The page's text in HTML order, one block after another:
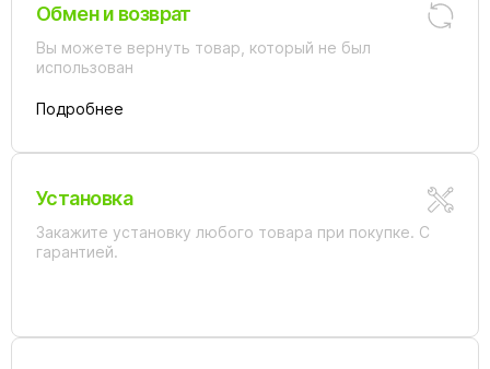
Обмен и возврат
Вы можете вернуть товар, который не был
использован
Подробнее
Установка
Закажите установку любого товара при покупке. С
гарантией.